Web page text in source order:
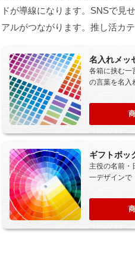
ドが導線になります。SNSで見
アルがつながります。推し活カ
名入れメッ
各箱に挟む一
の言葉を名入
ギフトボッ
主役の名前・
一デザインで